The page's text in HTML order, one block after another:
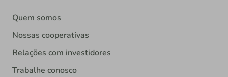
Quem somos
Nossas cooperativas
Relações com investidores
Trabalhe conosco